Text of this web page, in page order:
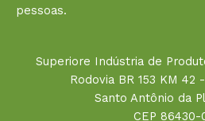
pessoas.
Superiore Indústria de
Rodovia BR 153 KM 42
Santo Antônio da
CEP 86430-